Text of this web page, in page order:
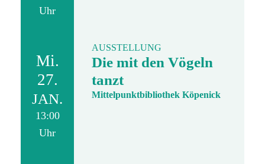
Uhr
Mi.
27.
JAN.
13:00
Uhr
AUSSTELLUNG
Die mit den Vögeln
tanzt
Mittelpunktbibliothek Köpenick